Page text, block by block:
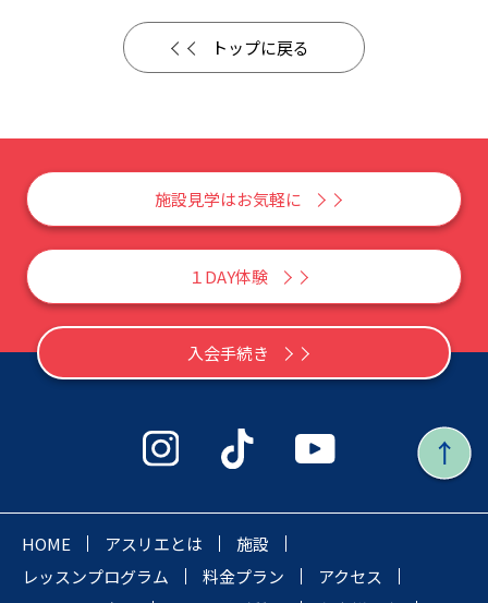
トップに戻る
施設見学はお気軽に
１DAY体験
入会手続き
HOME アスリエとは
施設
レッスンプログラム
料金プラン
アクセス